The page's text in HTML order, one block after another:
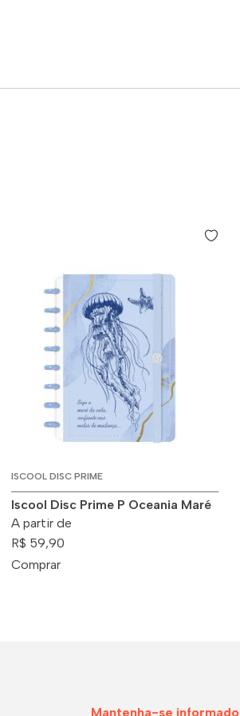
ISCOOL DISC PRIME
Iscool Disc Prime P Oceania Maré
A partir de
R$ 59,90
Comprar
Mantenha-se informado